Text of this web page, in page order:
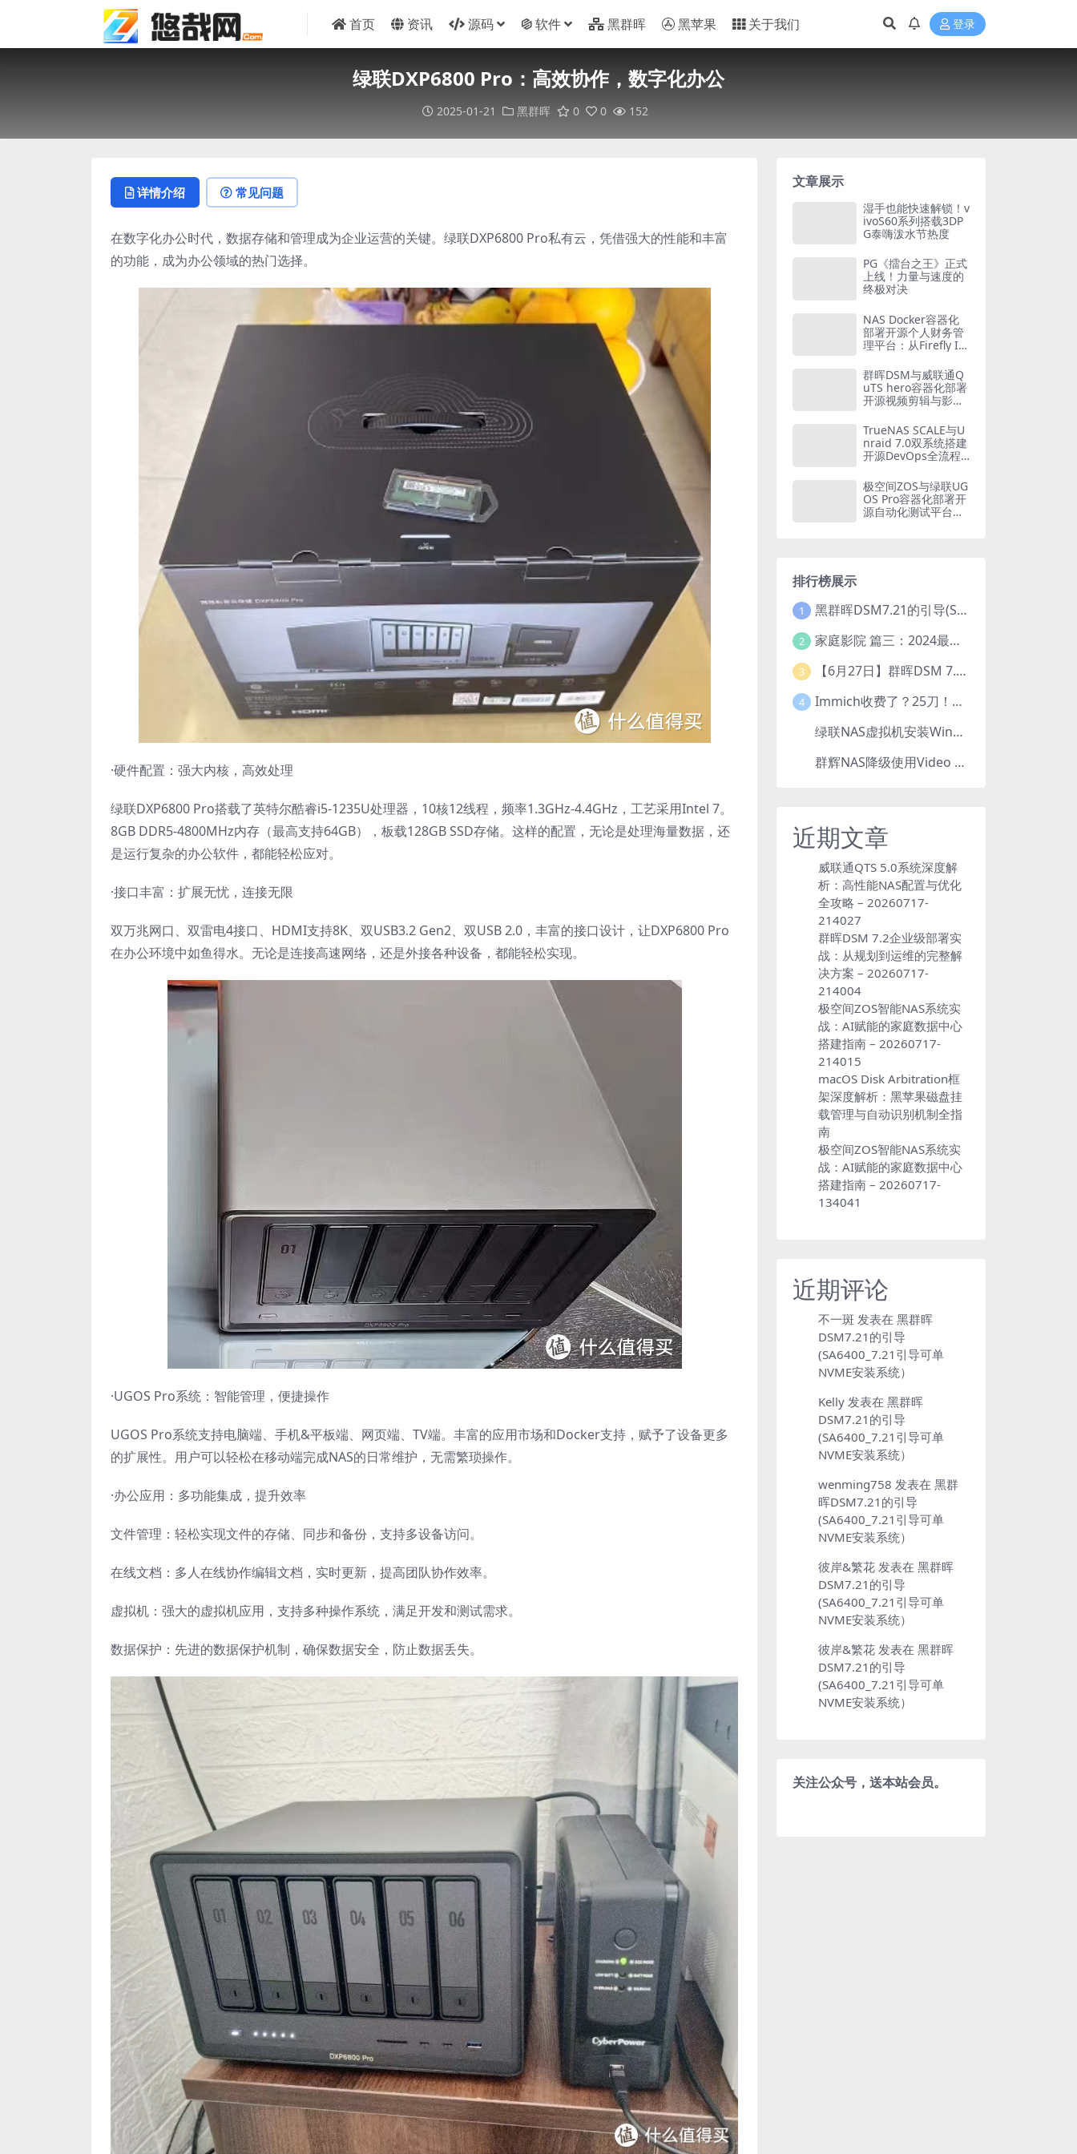
首页 资讯 源码 软件 黑群晖 黑苹果 关于我们 登录
绿联DXP6800 Pro：高效协作，数字化办公
2025-01-21 黑群晖 0 0 152
详情介绍 常见问题
在数字化办公时代，数据存储和管理成为企业运营的关键。绿联DXP6800 Pro私有云，凭借强大的性能和丰富
的功能，成为办公领域的热门选择。
·硬件配置：强大内核，高效处理
绿联DXP6800 Pro搭载了英特尔酷睿i5-1235U处理器，10核12线程，频率1.3GHz-4.4GHz，工艺采用Intel 7。
8GB DDR5-4800MHz内存（最高支持64GB），板载128GB SSD存储。这样的配置，无论是处理海量数据，还
是运行复杂的办公软件，都能轻松应对。
·接口丰富：扩展无忧，连接无限
双万兆网口、双雷电4接口、HDMI支持8K、双USB3.2 Gen2、双USB 2.0，丰富的接口设计，让DXP6800 Pro
在办公环境中如鱼得水。无论是连接高速网络，还是外接各种设备，都能轻松实现。
·UGOS Pro系统：智能管理，便捷操作
UGOS Pro系统支持电脑端、手机&平板端、网页端、TV端。丰富的应用市场和Docker支持，赋予了设备更多
的扩展性。用户可以轻松在移动端完成NAS的日常维护，无需繁琐操作。
·办公应用：多功能集成，提升效率
文件管理：轻松实现文件的存储、同步和备份，支持多设备访问。
在线文档：多人在线协作编辑文档，实时更新，提高团队协作效率。
虚拟机：强大的虚拟机应用，支持多种操作系统，满足开发和测试需求。
数据保护：先进的数据保护机制，确保数据安全，防止数据丢失。
文章展示
湿手也能快速解锁！v
ivoS60系列搭载3DP
G泰嗨泼水节热度
PG《擂台之王》正式
上线！力量与速度的
终极对决
NAS Docker容器化
部署开源个人财务管
理平台：从Firefly III
家庭财务自由方案
（2026版）
群晖DSM与威联通Q
uTS hero容器化部署
开源视频剪辑与影视
Blender的NAS创意
工作站构建方案
TrueNAS SCALE与U
nraid 7.0双系统搭建
开源DevOps全流程
Kubernetes的容器
化CI/CD实战
极空间ZOS与绿联UG
OS Pro容器化部署开
源自动化测试平台：
排行榜展示
1 黑群晖DSM7.21的引导(SA6400_7.21引导可单NVME安装系统）
2 家庭影院 篇三：2024最新教程！小雅Emby全家桶又是什么？它和小雅AList又有什么区别？
3 【6月27日】群晖DSM 7.2.1-69057 Update 5 引导【附半洗白序列号】
4 Immich收费了？25刀！后知后觉的我，分享几个方法DIY这款最强家庭照片管理工具
绿联NAS虚拟机安装Windows，打造辅助工作站
群辉NAS降级使用Video Station：7.2.2降级为7.2.1，也可降为其他版本
近期文章
威联通QTS 5.0系统深度解
析：高性能NAS配置与优化
全攻略 – 20260717-
214027
群晖DSM 7.2企业级部署实
战：从规划到运维的完整解
决方案 – 20260717-
214004
极空间ZOS智能NAS系统实
战：AI赋能的家庭数据中心
搭建指南 – 20260717-
214015
macOS Disk Arbitration框
架深度解析：黑苹果磁盘挂
载管理与自动识别机制全指
南
极空间ZOS智能NAS系统实
战：AI赋能的家庭数据中心
搭建指南 – 20260717-
134041
近期评论
不一斑 发表在 黑群晖
DSM7.21的引导
(SA6400_7.21引导可单
NVME安装系统）
Kelly 发表在 黑群晖
DSM7.21的引导
(SA6400_7.21引导可单
NVME安装系统）
wenming758 发表在 黑群
晖DSM7.21的引导
(SA6400_7.21引导可单
NVME安装系统）
彼岸&繁花 发表在 黑群晖
DSM7.21的引导
(SA6400_7.21引导可单
NVME安装系统）
彼岸&繁花 发表在 黑群晖
DSM7.21的引导
(SA6400_7.21引导可单
NVME安装系统）
关注公众号，送本站会员。